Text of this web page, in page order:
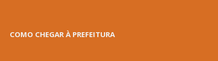
COMO CHEGAR À PREFEITURA